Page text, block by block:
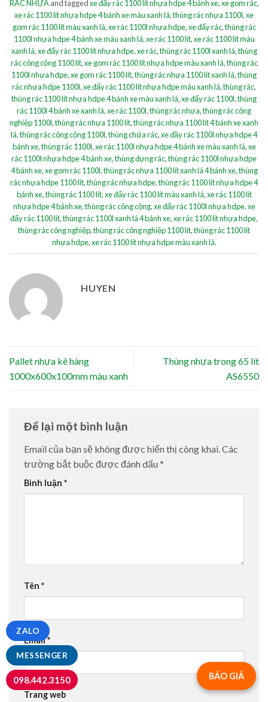
RÁC NHỰAand taggedxe đẩy rác 1100 lít nhựa hdpe 4 bánh xe,xe gom rác,
xe rác 1100 lít nhựa hdpe 4 bánh xe màu xanh lá,thùng rác nhựa 1100l,xe
gom rác 1100 lít màu xanh lá,xe rác 1100l nhựa hdpe,xe đẩy rác,thùng rác
1100l nhựa hdpe 4 bánh xe màu xanh lá,xe rác 1100 lít,xe rác 1100 lít màu
xanh lá,xe đẩy rác 1100 lít nhựa hdpe,xe rác,thùng rác 1100l xanh lá,thùng
rác công cộng 1100 lít,xe gom rác 1100 lít nhựa hdpe màu xanh lá,thùng rác
1100l nhựa hdpe,xe gom rác 1100 lít,thùng rác nhựa 1100 lít xanh lá,thùng
rác nhựa hdpe 1100l,xe đẩy rác 1100 lít nhựa hdpe màu xanh lá,thùng rác,
thùng rác 1100 lít nhựa hdpe 4 bánh xe màu xanh lá,xe đẩy rác 1100l,thùng
rác 1100l 4 bánh xe xanh lá,xe rác 1100l,thùng rác nhựa,thùng rác công
nghiệp 1100l,thùng rác nhựa 1100 lít,thùng rác nhựa 1100 lít 4 bánh xe xanh
lá,thùng rác công cộng 1100l,thùng chứa rác,xe đầy rác 1100l nhựa hdpe 4
bánh xe,thùng rác 1100l,xe rác 1100l nhựa hdpe 4 bánh xe màu xanh lá,xe
rác 1100l nhựa hdpe 4 bánh xe,thùng đựng rác,thùng rác 1100l nhựa hdpe
4 bánh xe,xe gom rác 1100l,thùng rác nhựa 1100 lít xanh lá 4 bánh xe,thùng
rác nhựa hdpe 1100 lít,thùng rác nhựa hdpe,thùng rác 1100 lít nhựa hdpe 4
bánh xe,thùng rác 1100 lít,xe đẩy rác 1100 lít màu xanh lá,xe rác 1100 lít
nhựa hdpe 4 bánh xe,thùng rác công cộng,xe đẩy rác 1100l nhựa hdpe,xe
đẩy rác 1100 lít,thùng rác 1100l xanh lá 4 bánh xe,xe rác 1100 lít nhựa hdpe,
thùng rác công nghiệp,thùng rác công nghiệp 1100 lít,thùng rác 1100 lít
nhựa hdpe,xe rác 1100 lít nhựa hdpe màu xanh lá.
HUYEN
Pallet nhựa kê hàng
1000x600x100mm màu xanh
Thùng nhựa trong 65 lít
AS6550
Để lại một bình luận
Email của bạn sẽ không được hiển thị công khai.Các
trường bắt buộc được đánh dấu *
Bình luận *
Tên *
Email*
Trang web
BÁO GIÁ
MESSENGER
ZALO
098.442.3150